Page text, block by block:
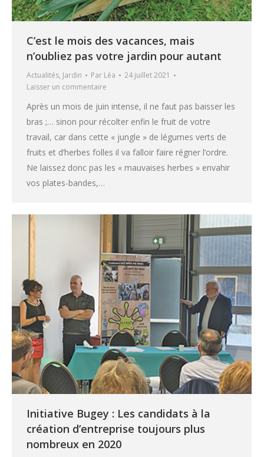
C’est le mois des vacances, mais
n’oubliez pas votre jardin pour autant
Actualités, Jardin Par Léa
24 juillet 2021
Laisser un commentaire
Après un mois de juin intense, il ne faut pas baisser les
bras ;… sinon pour récolter enfin le fruit de votre
travail, car dans cette « jungle » de légumes verts de
fruits et d’herbes folles il va falloir faire régner l’ordre.
Ne laissez donc pas les « mauvaises herbes » envahir
vos plates-bandes,…
Initiative Bugey : Les candidats à la
création d’entreprise toujours plus
nombreux en 2020